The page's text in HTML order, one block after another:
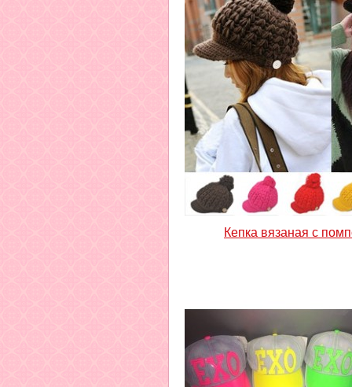
Кепка вязаная с